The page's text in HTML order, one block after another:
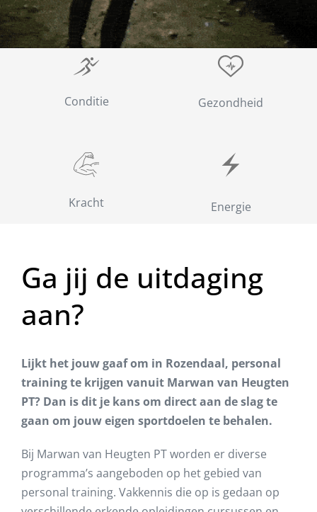
Conditie Gezondheid
Kracht Energie
Ga jij de uitdaging
aan?
Lijkt het jouw gaaf om in Rozendaal, personal
training te krijgen vanuit Marwan van Heugten
PT? Dan is dit je kans om direct aan de slag te
gaan om jouw eigen sportdoelen te behalen.
Bij Marwan van Heugten PT worden er diverse
programma’s aangeboden op het gebied van
personal training. Vakkennis die op is gedaan op